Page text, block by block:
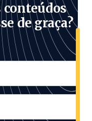
conteúdos
de graça?